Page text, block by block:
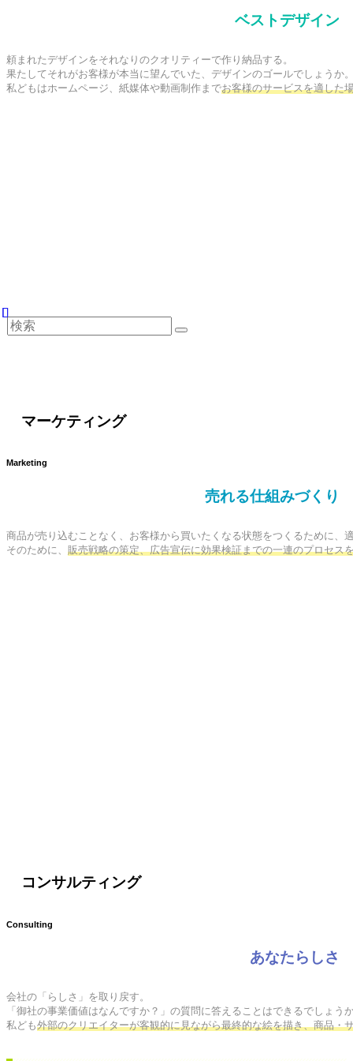
ベストデザイン
頼まれたデザインをそれなりのクオリティーで作り納品する。
果たしてそれがお客様が本当に望んでいた、デザインのゴールでしょうか
私どもはホームページ、紙媒体や動画制作までお客様のサービスを適した
マーケティング
Marketing
売れる仕組みづくり
商品が売り込むことなく、お客様から買いたくなる状態をつくるために
そのために、 販売戦略の策定、広告宣伝に効果検証までの一連のプロセス
コンサルティング
Consulting
あなたらしさ
会社の「らしさ」を取り戻す。
「御社の事業価値はなんですか？」の質問に答えることはできるでしょう
私ども外部のクリエイターが客観的に見ながら最終的な絵を描き、商品・